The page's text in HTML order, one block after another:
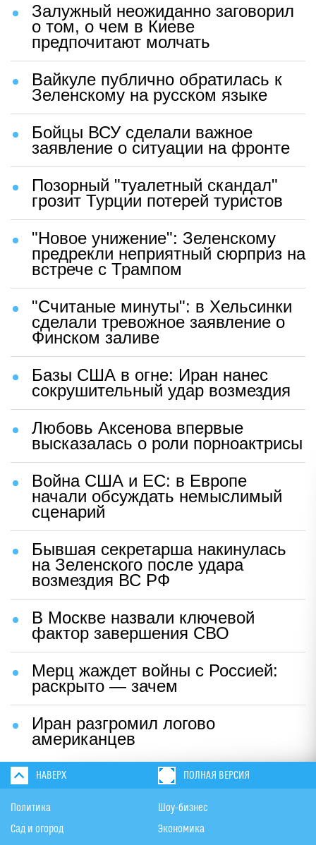
Залужный неожиданно заговорил
о том, о чем в Киеве
предпочитают молчать
Вайкуле публично обратилась к
Зеленскому на русском языке
Бойцы ВСУ сделали важное
заявление о ситуации на фронте
Позорный "туалетный скандал"
грозит Турции потерей туристов
"Новое унижение": Зеленскому
предрекли неприятный сюрприз на
встрече с Трампом
"Считаные минуты": в Хельсинки
сделали тревожное заявление о
Финском заливе
Базы США в огне: Иран нанес
сокрушительный удар возмездия
Любовь Аксенова впервые
высказалась о роли порноактрисы
Война США и ЕС: в Европе
начали обсуждать немыслимый
сценарий
Бывшая секретарша накинулась
на Зеленского после удара
возмездия ВС РФ
В Москве назвали ключевой
фактор завершения СВО
Мерц жаждет войны с Россией:
раскрыто — зачем
Иран разгромил логово
американцев
НАВЕРХ ПОЛНАЯ ВЕРСИЯ
Политика
Сад и огород
Шоу-бизнес
Экономика